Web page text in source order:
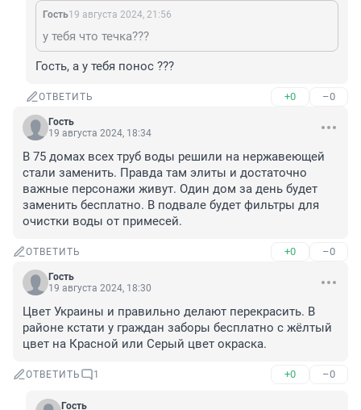
Гость19 августа 2024, 21:56
у тебя что течка???
Гость, а у тебя понос ???
ОТВЕТИТЬ +0 –0
Гость
19 августа 2024, 18:34
В 75 домах всех труб воды решили на нержавеющей
стали заменить. Правда там элиты и достаточно
важные персонажи живут. Один дом за день будет
заменить бесплатно. В подвале будет фильтры для
очистки воды от примесей.
ОТВЕТИТЬ +0 –0
Гость
19 августа 2024, 18:30
Цвет Украины и правильно делают перекрасить. В
районе кстати у граждан заборы бесплатно с жёлтый
цвет на Красной или Серый цвет окраска.
ОТВЕТИТЬ 1 +0 –0
Гость